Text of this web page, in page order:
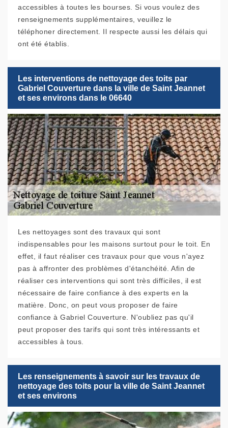
accessibles à toutes les bourses. Si vous voulez des
renseignements supplémentaires, veuillez le
téléphoner directement. Il respecte aussi les délais qui
ont été établis.
Les interventions de nettoyage des toits par
Gabriel Couverture dans la ville de Saint Jeannet
et ses environs dans le 06640
Les nettoyages sont des travaux qui sont
indispensables pour les maisons surtout pour le toit. En
effet, il faut réaliser ces travaux pour que vous n'ayez
pas à affronter des problèmes d'étanchéité. Afin de
réaliser ces interventions qui sont très difficiles, il est
nécessaire de faire confiance à des experts en la
matière. Donc, on peut vous proposer de faire
confiance à Gabriel Couverture. N'oubliez pas qu'il
peut proposer des tarifs qui sont très intéressants et
accessibles à tous.
Les renseignements à savoir sur les travaux de
nettoyage des toits pour la ville de Saint Jeannet
et ses environs